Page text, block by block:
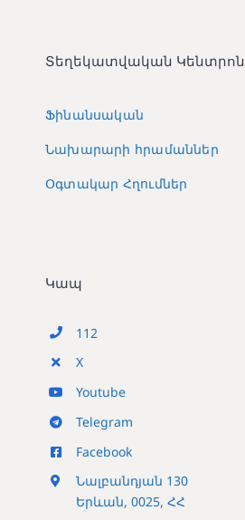
Տեղեկատվական Կենտրոն
Ֆինանսական
Նախարարի հրամաններ
Օգտակար Հղումներ
Կապ
112
X
Youtube
Telegram
Facebook
Նալբանդյան 130
Երևան, 0025, ՀՀ